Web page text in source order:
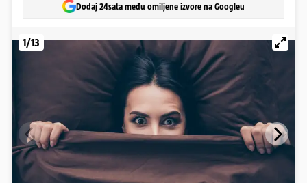
Dodaj 24sata među omiljene izvore na Googleu
1/13